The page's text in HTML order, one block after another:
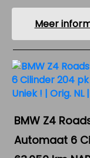
Meer
BMW Z4
Automaat 6